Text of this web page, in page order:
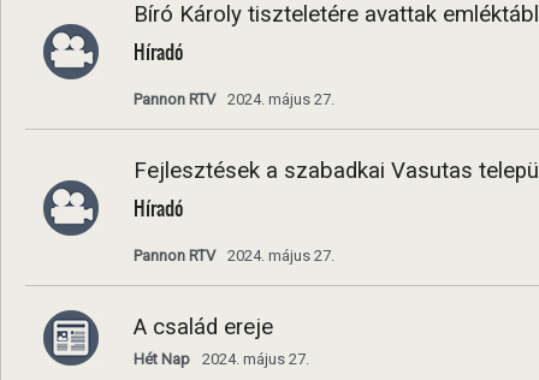
Bíró Károly tiszteletére avattak
Híradó
Pannon RTV 2024. május 27.
Fejlesztések a szabadkai Vasutas
Híradó
Pannon RTV 2024. május 27.
A család ereje
Hét Nap 2024. május 27.